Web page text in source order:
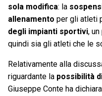
sola modifica: la
allenamento per gli atleti
degli impianti sportivi,
quindi sia gli atleti che le
Relativamente alla
riguardante la possibilità
Giuseppe Conte ha